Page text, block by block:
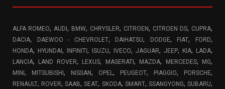
ALFA ROMEO, AUDI , BMW, CHRYSLER, CITROEN, CITROEN DS, CUPRA,
DACIA, DAEWOO - CHEVROLET, DAIHATSU, DODGE, FIAT, FORD,
HONDA, HYUNDAI , INFINITI , ISUZU, IVECO, JAGUAR, JEEP, KIA, LADA,
LANCIA, LAND ROVER, LEXUS, MASERATI , MAZDA, MERCEDES, MG,
MINI , MITSUBISHI , NISSAN, OPEL, PEUGEOT, PIAGGIO, PORSCHE,
RENAULT, ROVER,SAAB,SEAT, SKODA, SMART, SSANGYONG,SUBARU,